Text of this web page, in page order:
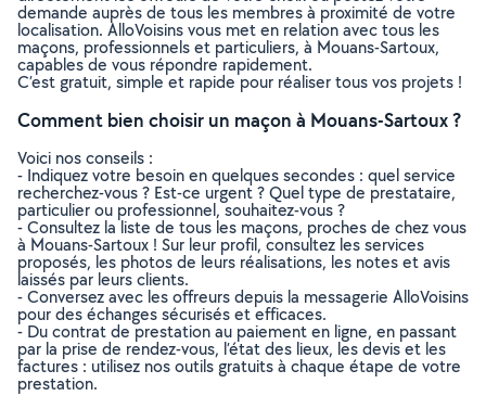
demande auprès de tous les membres à proximité de votre
localisation. AlloVoisins vous met en relation avec tous les
maçons, professionnels et particuliers, à Mouans-Sartoux,
capables de vous répondre rapidement.
C’est gratuit, simple et rapide pour réaliser tous vos projets !
Comment bien choisir un maçon à Mouans-Sartoux ?
Voici nos conseils :
- Indiquez votre besoin en quelques secondes : quel service
recherchez-vous ? Est-ce urgent ? Quel type de prestataire,
particulier ou professionnel, souhaitez-vous ?
- Consultez la liste de tous les maçons, proches de chez vous
à Mouans-Sartoux ! Sur leur profil, consultez les services
proposés, les photos de leurs réalisations, les notes et avis
laissés par leurs clients.
- Conversez avec les offreurs depuis la messagerie AlloVoisins
pour des échanges sécurisés et efficaces.
- Du contrat de prestation au paiement en ligne, en passant
par la prise de rendez-vous, l’état des lieux, les devis et les
factures : utilisez nos outils gratuits à chaque étape de votre
prestation.